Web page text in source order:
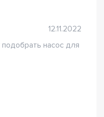
12.11.2022
насос для